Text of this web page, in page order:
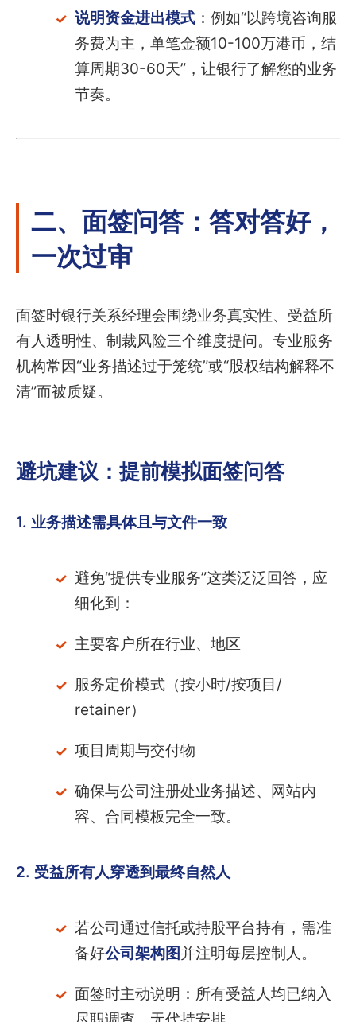
说明资金进出模式：例如“以跨境咨询服
务费为主，单笔金额10-100万港币，结
算周期30-60天”，让银行了解您的业务
节奏。
二、面签问答：答对答好，
一次过审
面签时银行关系经理会围绕业务真实性、受益所
有人透明性、制裁风险三个维度提问。专业服务
机构常因“业务描述过于笼统”或“股权结构解释不
清”而被质疑。
避坑建议：提前模拟面签问答
1. 业务描述需具体且与文件一致
避免“提供专业服务”这类泛泛回答，应
细化到：
主要客户所在行业、地区
服务定价模式（按小时/按项目/
retainer）
项目周期与交付物
确保与公司注册处业务描述、网站内
容、合同模板完全一致。
2. 受益所有人穿透到最终自然人
若公司通过信托或持股平台持有，需准
备好公司架构图并注明每层控制人。
面签时主动说明：所有受益人均已纳入